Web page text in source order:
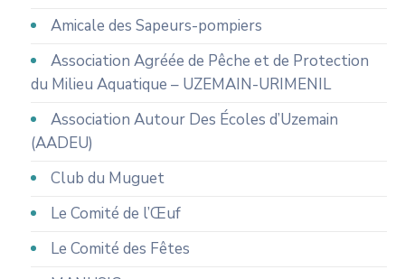
Amicale des Sapeurs-pompiers
Association Agréée de Pêche et de Protection
du Milieu Aquatique – UZEMAIN-URIMENIL
Association Autour Des Écoles d’Uzemain
(AADEU)
Club du Muguet
Le Comité de l’Œuf
Le Comité des Fêtes